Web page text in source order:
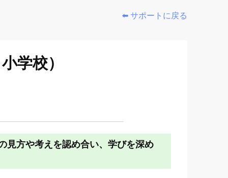
⬅️ サポートに戻る
学校）
見方や考えを認め合い、学びを深め